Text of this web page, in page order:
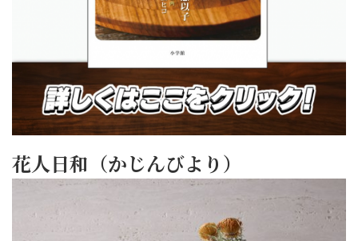
花人日和（かじんびより）